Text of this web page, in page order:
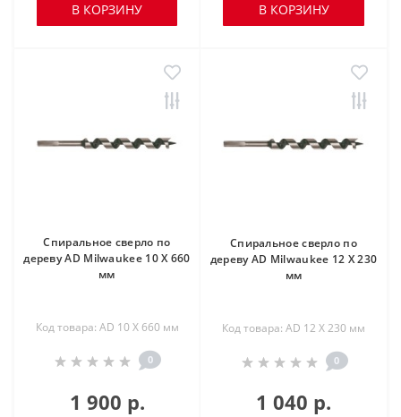
В КОРЗИНУ В КОРЗИНУ
Спиральное сверло по
дереву AD Milwaukee 10 X 660
мм
Код товара: AD 10 X 660 мм
0
1 900 р.
Спиральное сверло по
дереву AD Milwaukee 12 X 230
мм
Код товара: AD 12 X 230 мм
0
1 040 р.